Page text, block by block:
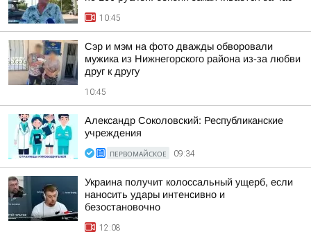
10:45
Сэр и мэм на фото дважды обворовали
мужика из Нижнегорского района из-за любви
друг к другу
10:45
Александр Соколовский: Республиканские
учреждения
ПЕРВОМАЙСКОЕ 09:34
Украина получит колоссальный ущерб, если
наносить удары интенсивно и
безостановочно
12:08